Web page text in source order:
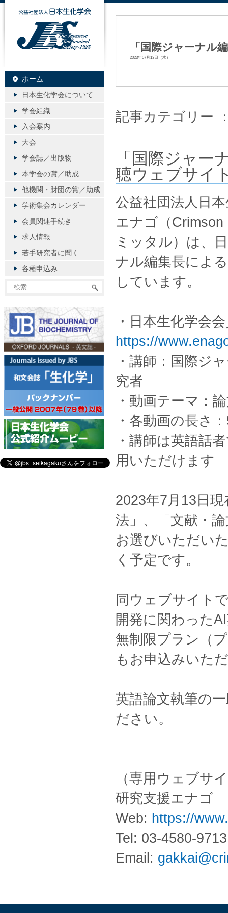
「国際ジャーナル
2023年07月13日（木）
記事カテゴリー
「国際ジャー
聴ウェブサイ
公益社団法人日
エナゴ（
ミッタル）は、
ナル編集長によ
しています。
・日本生化学会
https://
・講師：国際ジ
究者
・動画テーマ：
・各動画の長さ
・講師は英語話
用いただけます
2023年7月13日
法」、「文献・
お選びいただい
く予定です。
同ウェブサイト
開発に関わった
無制限プラン（
もお申込みいた
英語論文執筆の
ださい。
（専用ウェブサ
研究支援エナゴ
Web: https://
Tel: 03-4580-9713
Email:
公益社団法人日本生化学会
ホーム
日本生化学会について
学会組織
入会案内
大会
学会誌／出版物
本学会の賞／助成
他機関・財団の賞／助成
学術集会カレンダー
会員関連手続き
求人情報
若手研究者に聞く
各種申込み